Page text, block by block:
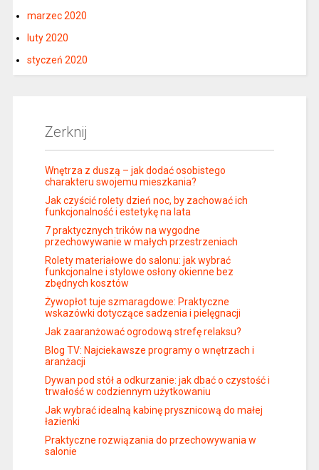
marzec 2020
luty 2020
styczeń 2020
Zerknij
Wnętrza z duszą – jak dodać osobistego
charakteru swojemu mieszkania?
Jak czyścić rolety dzień noc, by zachować ich
funkcjonalność i estetykę na lata
7 praktycznych trików na wygodne
przechowywanie w małych przestrzeniach
Rolety materiałowe do salonu: jak wybrać
funkcjonalne i stylowe osłony okienne bez
zbędnych kosztów
Żywopłot tuje szmaragdowe: Praktyczne
wskazówki dotyczące sadzenia i pielęgnacji
Jak zaaranżować ogrodową strefę relaksu?
Blog TV: Najciekawsze programy o wnętrzach i
aranżacji
Dywan pod stół a odkurzanie: jak dbać o czystość i
trwałość w codziennym użytkowaniu
Jak wybrać idealną kabinę prysznicową do małej
łazienki
Praktyczne rozwiązania do przechowywania w
salonie